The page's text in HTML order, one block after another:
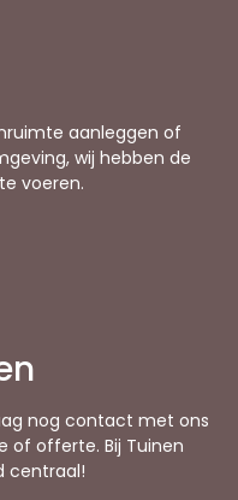
aanleggen of
wij hebben de
voeren.
nog contact met ons
of offerte. Bij Tuinen
centraal!